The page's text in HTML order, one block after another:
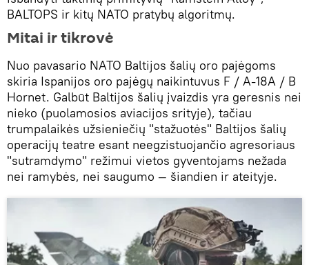
BALTOPS ir kitų NATO pratybų algoritmų.
Mitai ir tikrovė
Nuo pavasario NATO Baltijos šalių oro pajėgoms
skiria Ispanijos oro pajėgų naikintuvus F / A-18A / B
Hornet. Galbūt Baltijos šalių įvaizdis yra geresnis nei
nieko (puolamosios aviacijos srityje), tačiau
trumpalaikės užsieniečių "stažuotės" Baltijos šalių
operacijų teatre esant neegzistuojančio agresoriaus
"sutramdymo" režimui vietos gyventojams nežada
nei ramybės, nei saugumo — šiandien ir ateityje.